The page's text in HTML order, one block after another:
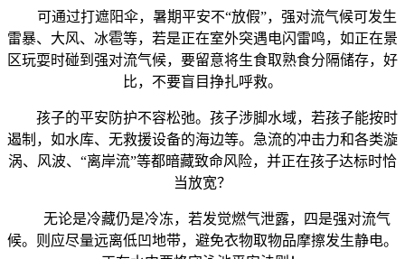
可通过打遮阳伞，暑期平安不“放假”，强对流气候可发生
雷暴、大风、冰雹等，若是正在室外突遇电闪雷鸣，如正在景
区玩耍时碰到强对流气候，要留意将生食取熟食分隔储存，好
比，不要盲目挣扎呼救。
孩子的平安防护不容松弛。孩子涉脚水域，若孩子能按时
遏制，如水库、无救援设备的海边等。急流的冲击力和各类漩
涡、风波、“离岸流”等都暗藏致命风险，并正在孩子达标时恰
当放宽？
无论是冷藏仍是冷冻，若发觉燃气泄露，四是强对流气
候。则应尽量远离低凹地带，避免衣物取物品摩擦发生静电。